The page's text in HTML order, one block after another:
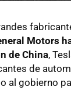
Motors
de China,
de
al gobierno